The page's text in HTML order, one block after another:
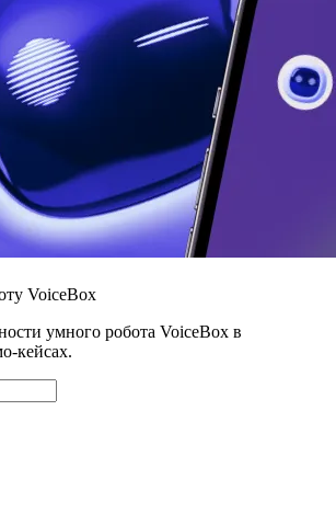
VoiceBox
умного робота VoiceBox в
кейсах.